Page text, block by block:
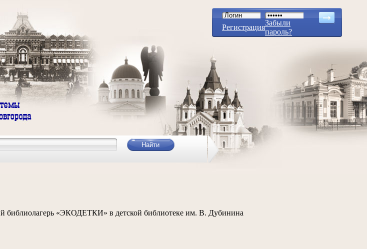
Регистрация
Забыли
пароль?
библиолагерь «ЭКОДЕТКИ» в детской библиотеке им. В. Дубинина